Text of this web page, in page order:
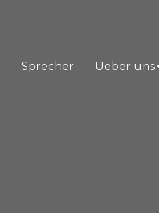
Sprecher Ueber uns